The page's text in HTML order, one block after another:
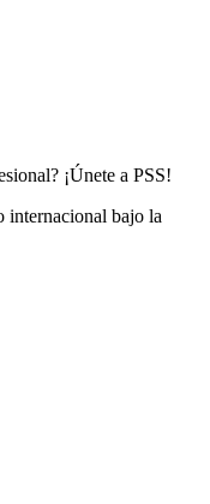
¡Únete a PSS!
internacional bajo la